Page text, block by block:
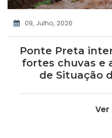
09, Julho, 2026
Ponte Preta
fortes chuvas e
de Situação
Ver